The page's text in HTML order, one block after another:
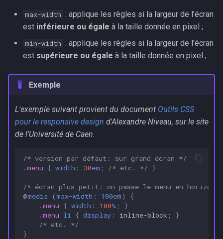
max-width : applique les règles si la largeur de l'écran
est inférieure ou égale à la taille donnée en pixel ;
min-width : applique les règles si la largeur de l'écran
est supérieure ou égale à la taille donnée en pixel ;
Exemple
L'exemple suivant provient du document Outils CSS
pour le responsive design d'Alexandre Niveau, sur le site
de l'Université de Caen.
/* version par défaut: sur grand écran */
.menu { width : 30em ; /* etc. */ }
/* écran plus petit: on passe le menu en
@media (max-width : 100em)
{
.menu { width : 100% ;
}
.menu li { display: inline-block ;
}
/* etc. */
}